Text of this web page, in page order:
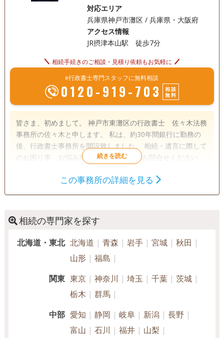
対応エリア
兵庫県神戸市灘区 / 兵庫県・大阪府
アクセス情報
JR摂津本山駅 徒歩7分
相続手続きのご相談・見積り依頼もお気軽に
e行政書士専門スタッフに無料相談
0120-919-703
相談
無料
皆さま、初めまして。 神戸市東灘区の行政書士 佐々木法務
事務所の佐々木と申します。 私は、約30年間銀行に勤務の
後、行政書士事務所を開設致しました。 相続・遺言に際して
のお困り事、お悩み事等、是非お気軽にお問合せください。
しくお願い申し上げます。遺産分割
戸籍収集
相続人調査
電話相談可 訪問可 土日相談可 初回相談無料
事務所面談可
この事務所の詳細を見る
相続の専門家を探す
北海道・東北 北海道 青森 岩手 宮城
秋田
山形
福島
関東 東京 神奈川 埼玉 千葉
茨城
栃木
群馬
中部 愛知 静岡 岐阜 新潟
長野
富山
石川 福井
山梨